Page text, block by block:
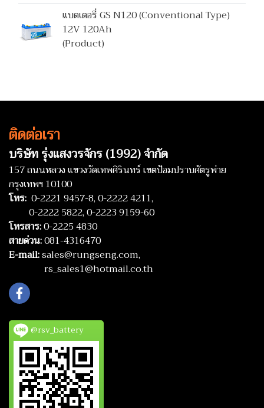
แบตเตอรี่ GS N120 (Conventional Type)
12V 120Ah
(Product)
ติดต่อเรา
บริษัท รุ่งแสงวรจักร (1992) จำกัด
157 ถนนหลวง แขวงวัดเทพศิรินทร์ เขตป้อมปราบศัตรูพ่าย
กรุงเทพฯ 10100
โทร: 0-2221 9457-8,0-2222 4211,
0-2222 5822,0-2223 9159-60
โทรสาร:0-2225 4830
สายด่วน:081-4316470
E-mail:sales@rungseng.com,
rs_sales1@hotmail.co.th
@rsv_battery